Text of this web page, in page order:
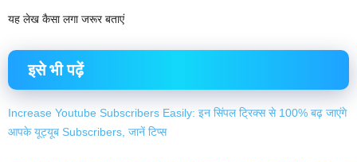
यह लेख कैसा लगा जरूर बताएं
इसे भी पढ़ें
Increase Youtube Subscribers Easily: इन सिंपल ट्रिक्स से 100% बढ़ जाएंगे
आपके यूट्यूब Subscribers, जानें टिप्स